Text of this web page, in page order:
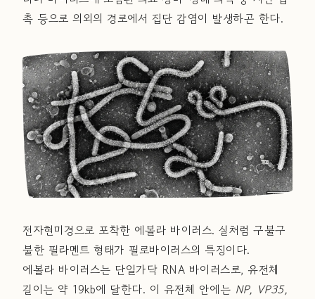
촉 등으로 의외의 경로에서 집단 감염이 발생하곤 한다.
전자현미경으로 포착한 에볼라 바이러스. 실처럼 구불구
불한 필라멘트 형태가 필로바이러스의 특징이다.
에볼라 바이러스는 단일가닥 RNA 바이러스로, 유전체
길이는 약 19kb에 달한다. 이 유전체 안에는 NP, VP35,